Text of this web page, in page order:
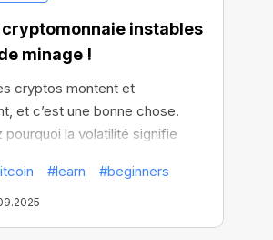
cryptomonnaie instables
minage !
cryptos montent et
et c’est une bonne chose.
pourquoi la volatilité signifie
de couler avec le marché.
#learn #beginners